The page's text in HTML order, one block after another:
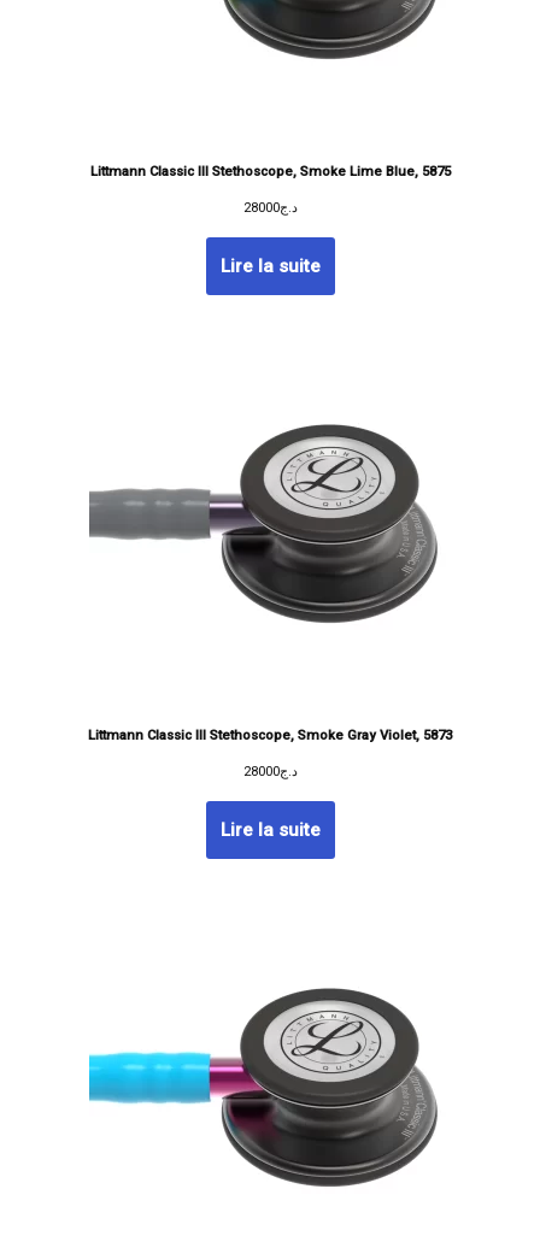
Littmann Classic III Stethoscope, Smoke Lime Blue, 5875
د.ج28000
Lire la suite
Littmann Classic III Stethoscope, Smoke Gray Violet, 5873
د.ج28000
Lire la suite